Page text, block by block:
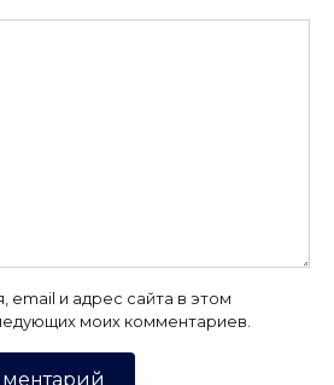
email и адрес сайта в этом
моих комментариев.